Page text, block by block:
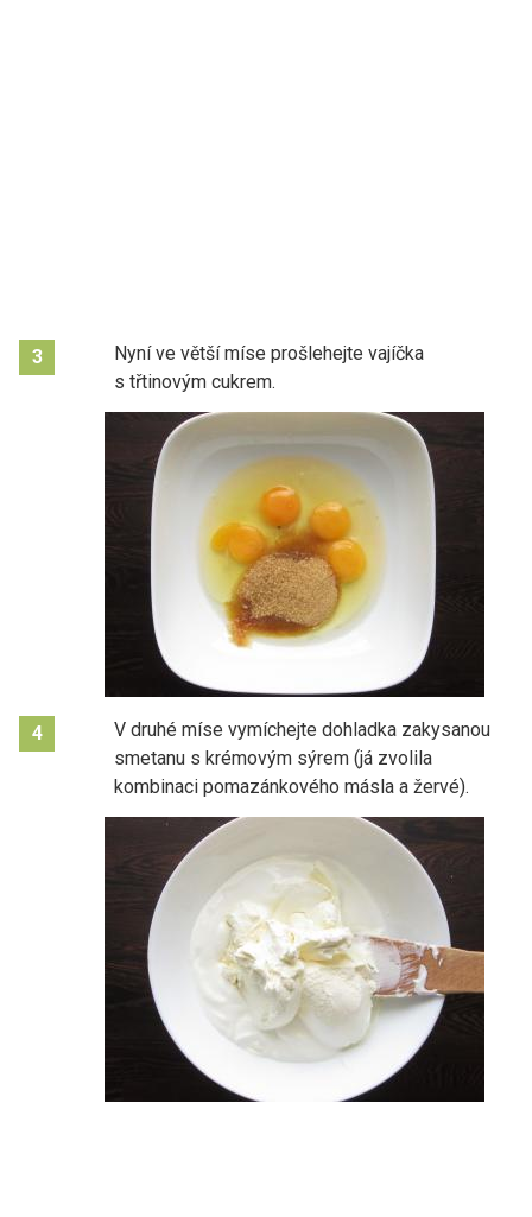
3
Nyní ve větší míse prošlehejte vajíčka
s třtinovým cukrem.
4
V druhé míse vymíchejte dohladka zakysanou
smetanu s krémovým sýrem (já zvolila
kombinaci pomazánkového másla a žervé).